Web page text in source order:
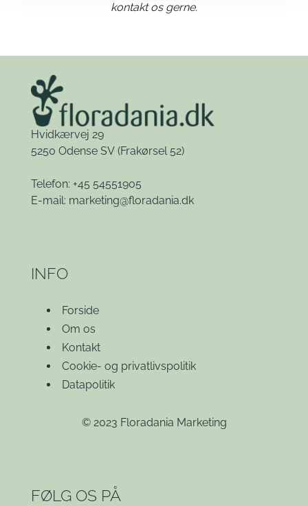
kontakt os gerne.
Hvidkærvej 29
5250 Odense SV (Frakørsel 52)
Telefon: +45 54551905
E-mail: marketing@floradania.dk
INFO
Forside
Om os
Kontakt
Cookie- og privatlivspolitik
Datapolitik
© 2023 Floradania Marketing
FØLG OS PÅ